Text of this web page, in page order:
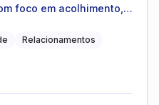
foco em acolhimento,
Relacionamentos